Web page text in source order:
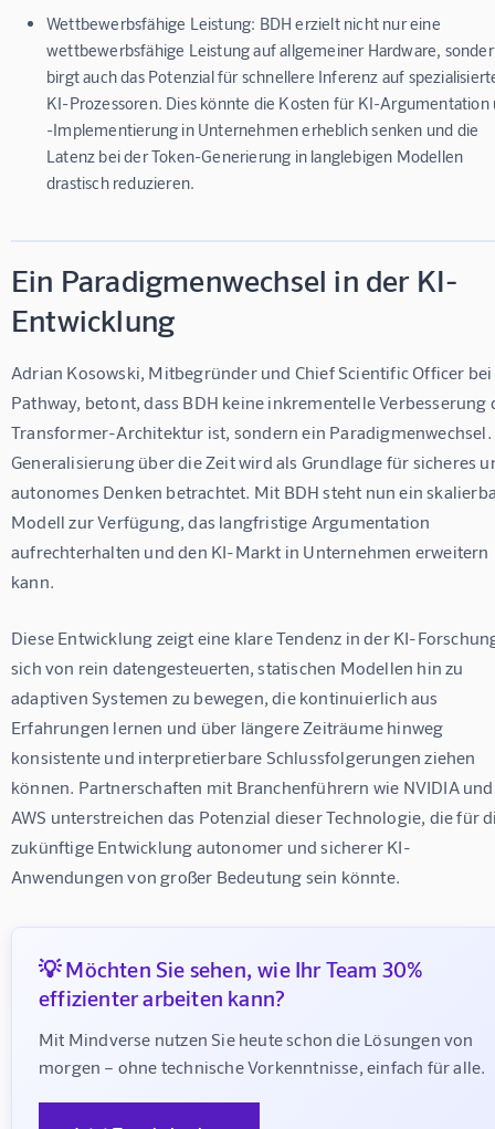
Wettbewerbsfähige Leistung: BDH erzielt nicht nur eine
wettbewerbsfähige Leistung auf allgemeiner Hardware,
birgt auch das Potenzial für schnellere Inferenz auf
KI-Prozessoren. Dies könnte die Kosten für KI-Argumentation
-Implementierung in Unternehmen erheblich senken und die
Latenz bei der Token-Generierung in langlebigen Modellen
drastisch reduzieren.
Ein Paradigmenwechsel in der KI-
Entwicklung
Adrian Kosowski, Mitbegründer und Chief Scientific Officer bei
Pathway, betont, dass BDH keine inkrementelle Verbesserung
Transformer-Architektur ist, sondern ein
Generalisierung über die Zeit wird als Grundlage für sicheres
autonomes Denken betrachtet. Mit BDH steht nun ein
Modell zur Verfügung, das langfristige Argumentation
aufrechterhalten und den KI-Markt in Unternehmen erweitern
kann.
Diese Entwicklung zeigt eine klare Tendenz in der KI-
sich von rein datengesteuerten, statischen Modellen hin zu
adaptiven Systemen zu bewegen, die kontinuierlich aus
Erfahrungen lernen und über längere Zeiträume hinweg
konsistente und interpretierbare Schlussfolgerungen ziehen
können. Partnerschaften mit Branchenführern wie NVIDIA
AWS unterstreichen das Potenzial dieser Technologie, die für
zukünftige Entwicklung autonomer und sicherer KI-
Anwendungen von großer Bedeutung sein könnte.
💡 Möchten Sie sehen, wie Ihr Team 30%
effizienter arbeiten kann?
Mit Mindverse nutzen Sie heute schon die Lösungen von
morgen – ohne technische Vorkenntnisse, einfach für alle.